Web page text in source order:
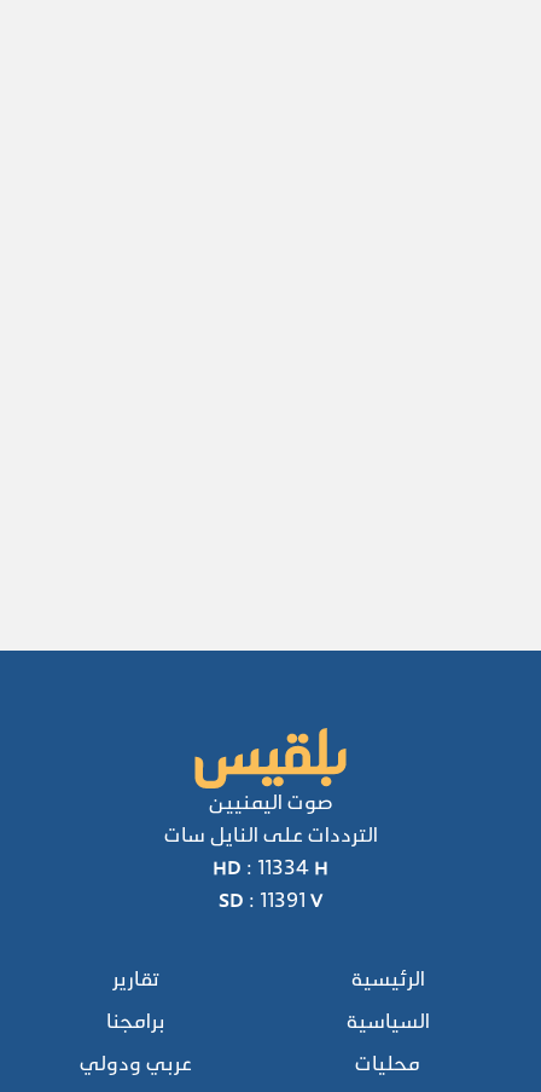
صوت اليمنيين
الترددات على النايل سات
HD : 11334 H
SD : 11391 V
الرئيسية
السياسية
محليات
تقارير
برامجنا
عربي ودولي